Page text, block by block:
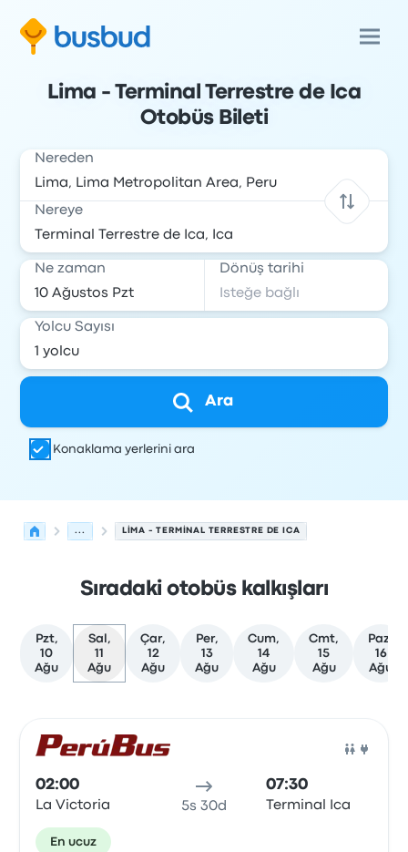
Lima - Terminal Terrestre de Ica
Otobüs Bileti
Nereden
Nereye
Ne zaman Dönüş tarihi
Yolcu Sayısı
Ara
Konaklama yerlerini ara
... LIMA - TERMINAL TERRESTRE DE ICA
Sıradaki otobüs kalkışları
Pzt,
10
Ağu
Sal,
11
Ağu
Çar,
12
Ağu
Per,
13
Ağu
Cum,
14
Ağu
Cmt,
15
Ağu
Paz,
16
Ağu
02:00
La Victoria 5s 30d
07:30
Terminal Ica
En ucuz